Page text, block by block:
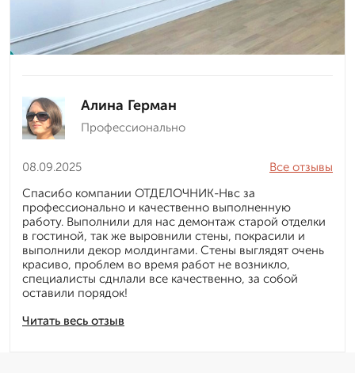
Алина Герман
Профессионально
08.09.2025
Читать весь отзыв
Все отзывы
Спасибо компании ОТДЕЛОЧНИК-Нвс за
профессионально и качественно выполненную
работу. Выполнили для нас демонтаж старой отделки
в гостиной, так же выровнили стены, покрасили и
выполнили декор молдингами. Стены выглядят очень
красиво, проблем во время работ не возникло,
специалисты сднлали все качественно, за собой
оставили порядок!